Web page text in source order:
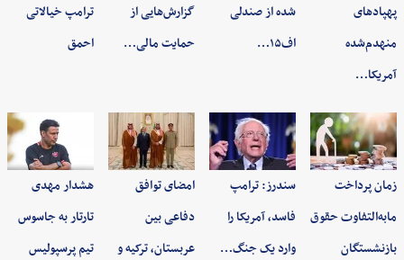
پهپادهای
منهدم‌شده
آمریکا…
شده از صندلی
اف۱۵…
گزارش‌هایی از
حمایت مالی…
ترامپ خیالاتی
احمق
زمان پرداخت
مابه‌التفاوت حقوق
بازنشستگان
سندرز: ترامپ
فاسد، آمریکا را
وارد یک جنگ…
امضای توافق
دفاعی بین
عربستان، ترکیه و
هشدار مهدی
تارتار به جاسوس
تیم پرسپولیس